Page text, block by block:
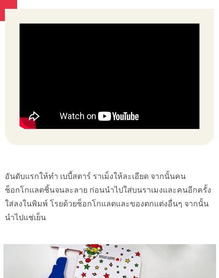
อันดับแรกให้ทำ เบบี้สตาร์ ราเม็งให้ละเอียด จากนั้นคน
ช็อกโกแลตชิ้นจนละลาย ก่อนนำไปใส่บนราเมงและคนอีกครั้ง
ใส่ลงในพิมพ์ โรยด้วยช็อกโกแลตและของตกแต่งอื่นๆ จากนั้น
นำไปแช่เย็น